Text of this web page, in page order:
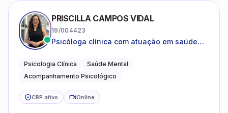
PRISCILLA CAMPOS VIDAL
19/004423
Psicóloga clínica com atuação em saúde
Psicologia Clínica
Saúde Mental
Acompanhamento Psicológico
CRP ativo Online